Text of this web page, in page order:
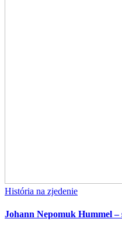
História na zjedenie
Johann Nepomuk Hummel –